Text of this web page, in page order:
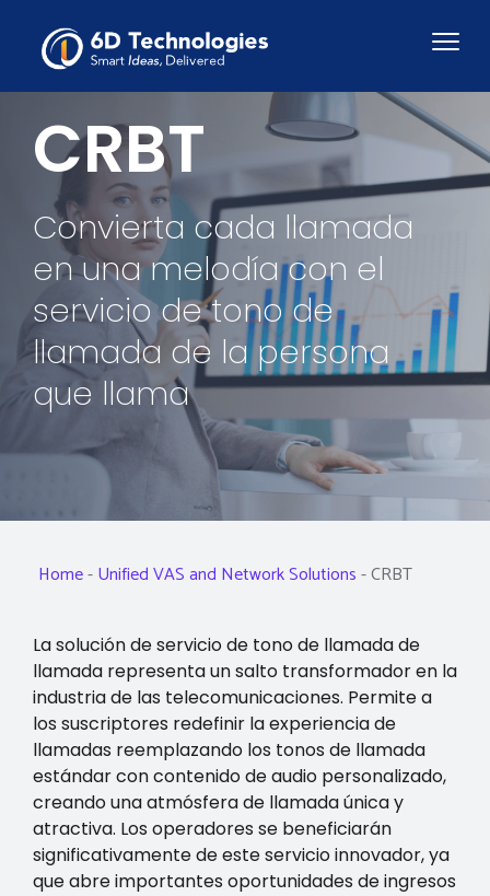
CRBT
Convierta cada llamada
en una melodía con el
servicio de tono de
llamada de la persona
que llama
Home-Unified VAS and Network Solutions-CRBT
La solución de servicio de tono de llamada de
llamada representa un salto transformador en la
industria de las telecomunicaciones. Permite a
los suscriptores redefinir la experiencia de
llamadas reemplazando los tonos de llamada
estándar con contenido de audio personalizado,
creando una atmósfera de llamada única y
atractiva. Los operadores se beneficiarán
significativamente de este servicio innovador, ya
que abre importantes oportunidades de ingresos